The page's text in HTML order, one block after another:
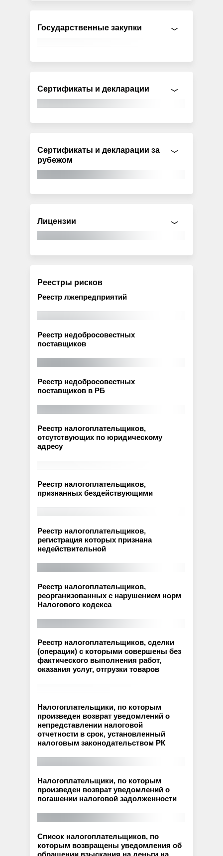
Государственные закупки
Сертификаты и декларации
Сертификаты и декларации за
рубежом
Лицензии
Реестры рисков
Реестр лжепредприятий
Реестр недобросовестных
поставщиков
Реестр недобросовестных
поставщиков в РБ
Реестр налогоплательщиков,
отсутствующих по юридическому
адресу
Реестр налогоплательщиков,
признанных бездействующими
Реестр налогоплательщиков,
регистрация которых признана
недействительной
Реестр налогоплательщиков,
реорганизованных с нарушением норм
Налогового кодекса
Реестр налогоплательщиков, сделки
(операции) с которыми совершены без
фактического выполнения работ,
оказания услуг, отгрузки товаров
Налогоплательщики, по которым
произведен возврат уведомлений о
непредставлении налоговой
отчетности в срок, установленный
налоговым законодательством РК
Налогоплательщики, по которым
произведен возврат уведомлений о
погашении налоговой задолженности
Список налогоплательщиков, по
которым возвращены уведомления об
обращении взыскания на деньги на